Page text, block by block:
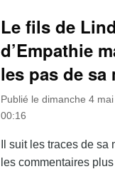
Le fils de
d’Empathie
les pas de sa
Publié le dimanche 4
00:16
Il suit les traces de
les commentaires